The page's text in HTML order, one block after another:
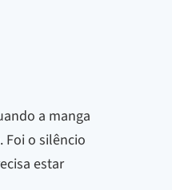
a manga
Foi o silêncio
estar